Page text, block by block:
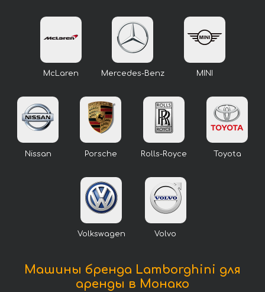
McLaren Mercedes-Benz MINI
Nissan Porsche Rolls-Royce Toyota
Volkswagen Volvo
Машины бренда Lamborghini для
аренды в Монако